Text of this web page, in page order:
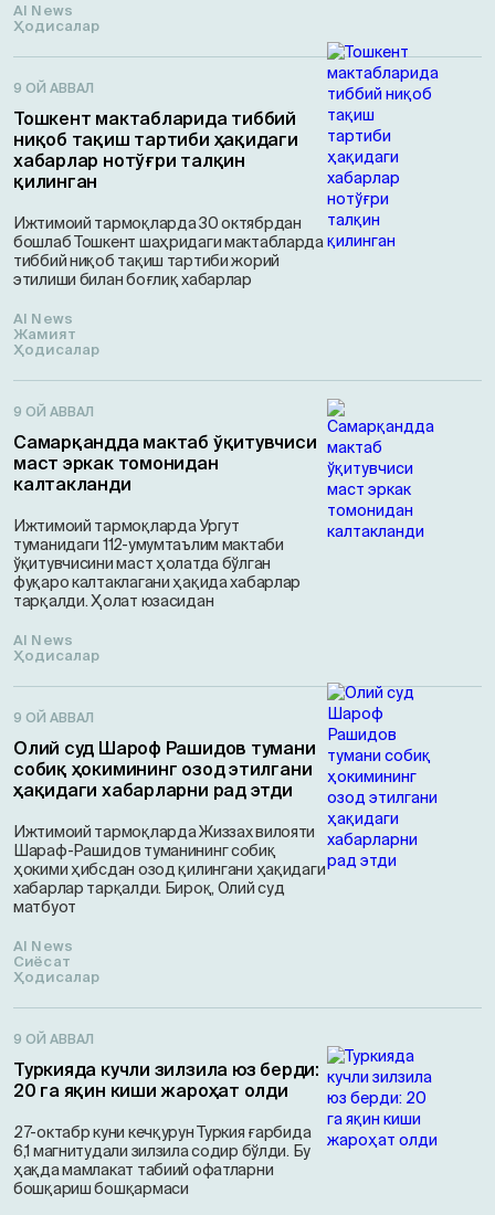
AI News
Ҳодисалар
9 ОЙ АВВАЛ
Тошкент мактабларида тиббий
ниқоб тақиш тартиби ҳақидаги
хабарлар нотўғри талқин
қилинган
Ижтимоий тармоқларда 30 октябрдан
бошлаб Тошкент шаҳридаги мактабларда
тиббий ниқоб тақиш тартиби жорий
этилиши билан боғлиқ хабарлар
AI News
Жамият
Ҳодисалар
9 ОЙ АВВАЛ
Самарқандда мактаб ўқитувчиси
маст эркак томонидан
калтакланди
Ижтимоий тармоқларда Ургут
туманидаги 112-умумтаълим мактаби
ўқитувчисини маст ҳолатда бўлган
фуқаро калтаклагани ҳақида хабарлар
тарқалди. Ҳолат юзасидан
AI News
Ҳодисалар
9 ОЙ АВВАЛ
Олий суд Шароф Рашидов тумани
собиқ ҳокимининг озод этилгани
ҳақидаги хабарларни рад этди
Ижтимоий тармоқларда Жиззах вилояти
Шараф-Рашидов туманининг собиқ
ҳокими ҳибсдан озод қилингани ҳақидаги
хабарлар тарқалди. Бироқ, Олий суд
матбуот
AI News
Сиёсат
Ҳодисалар
9 ОЙ АВВАЛ
Туркияда кучли зилзила юз берди:
20 га яқин киши жароҳат олди
27-октабр куни кечқурун Туркия ғарбида
6,1 магнитудали зилзила содир бўлди. Бу
ҳақда мамлакат табиий офатларни
бошқариш бошқармаси